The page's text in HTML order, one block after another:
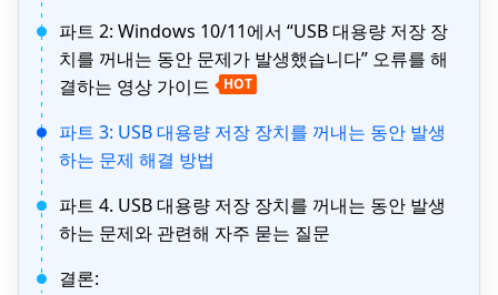
파트 2: Windows 10/11에서 “USB 대용량 저장 장
치를 꺼내는 동안 문제가 발생했습니다” 오류를 해
결하는 영상 가이드
HOT
파트 3: USB 대용량 저장 장치를 꺼내는 동안 발생
하는 문제 해결 방법
파트 4. USB 대용량 저장 장치를 꺼내는 동안 발생
하는 문제와 관련해 자주 묻는 질문
결론: